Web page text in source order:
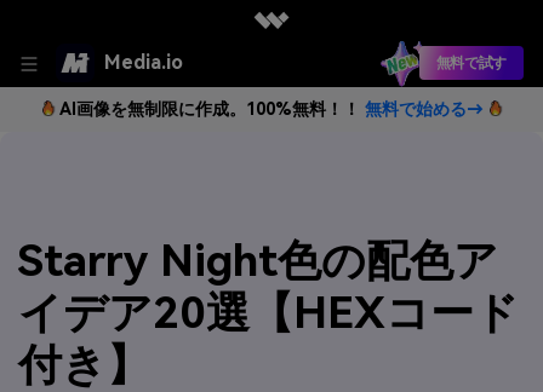
Media.io 無料で試す
AI画像を無制限に作成。100%無料！！ 無料で始める→
Starry Night色の配色ア
イデア20選【HEXコード
付き】